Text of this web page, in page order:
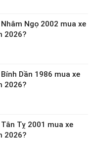
Ngọ 2002 mua xe
2026?
Dần 1986 mua xe
2026?
Tỵ 2001 mua xe
2026?